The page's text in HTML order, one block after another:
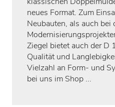
neues Format. Zum
Neubauten, als auch bei
Ziegel bietet auch der D
Qualität und
Vielzahl an Form- und
bei uns im Shop ...